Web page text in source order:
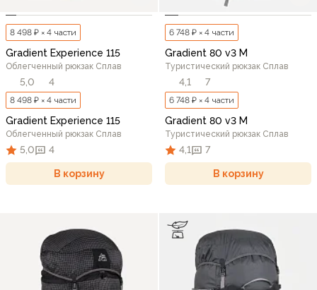
8 498 ₽ × 4 части
Gradient Experience 115
Облегченный рюкзак Сплав
5,0 4
8 498 ₽ × 4 части
Gradient Experience 115
Облегченный рюкзак Сплав
5,0 4
В корзину
6 748 ₽ × 4 части
Gradient 80 v3 M
Туристический рюкзак Сплав
4,1 7
6 748 ₽ × 4 части
Gradient 80 v3 M
Туристический рюкзак Сплав
4,1 7
В корзину